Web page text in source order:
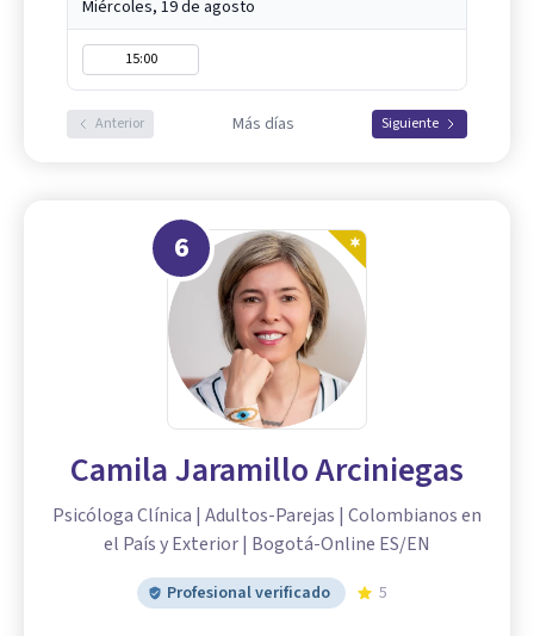
Miércoles, 19 de agosto
15:00
Anterior Más días Siguiente
6
Camila Jaramillo Arciniegas
Psicóloga Clínica | Adultos-Parejas | Colombianos en
el País y Exterior | Bogotá-Online ES/EN
Profesional verificado 5